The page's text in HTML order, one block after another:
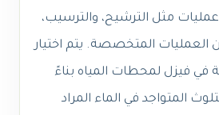
مثل الترشيح، والترسيب،
العمليات المتخصصة. يتم اختيار
في فيزل لمحطات المياه بناءً
المتواجد في الماء المراد